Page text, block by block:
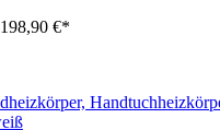
198,90 €*